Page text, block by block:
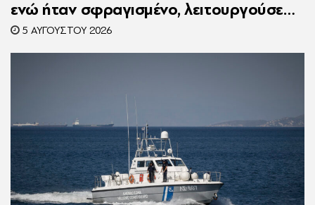
ενώ ήταν σφραγισμένο, λειτουργούσε
κανονικά με 216 πελάτες – Συνελήφθη η
συνιδιοκτήτρια
5 ΑΥΓΟΎΣΤΟΥ 2026